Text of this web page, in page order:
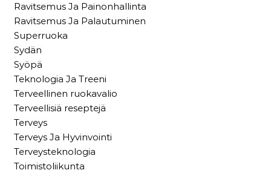
Ravitsemus Ja Painonhallinta
Ravitsemus Ja Palautuminen
Superruoka
Sydän
Syöpä
Teknologia Ja Treeni
Terveellinen ruokavalio
Terveellisiä reseptejä
Terveys
Terveys Ja Hyvinvointi
Terveysteknologia
Toimistoliikunta